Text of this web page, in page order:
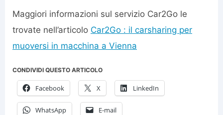
Maggiori informazioni sul servizio Car2Go le
trovate nell’articolo Car2Go : il carsharing per
muoversi in macchina a Vienna
CONDIVIDI QUESTO ARTICOLO
Facebook X LinkedIn
WhatsApp E-mail